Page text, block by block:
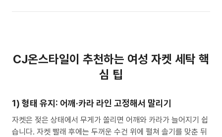
CJ온스타일이 추천하는 여성 자켓 세탁 핵
심 팁
1) 형태 유지: 어깨·카라 라인 고정해서 말리기
자켓은 젖은 상태에서 무게가 쏠리면 어깨와 카라가 늘어지기 쉽
습니다. 자켓 빨래 후에는 두꺼운 수건 위에 펼쳐 솔기를 맞춘 뒤